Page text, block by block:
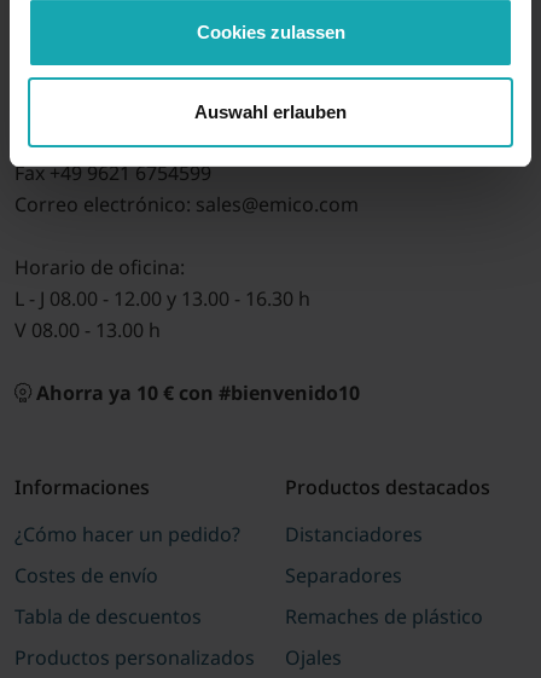
Cookies zulassen
Auswahl erlauben
Max-Planck-Straße 1
92224 Amberg, Alemania
Tel.: +49 9621 675450
Fax +49 9621 6754599
Correo electrónico: sales@emico.com
Horario de oficina:
L - J 08.00 - 12.00 y 13.00 - 16.30 h
V 08.00 - 13.00 h
Ahorra ya 10 € con #bienvenido10
Informaciones
¿Cómo hacer un pedido?
Costes de envío
Tabla de descuentos
Productos personalizados
Productos destacados
Distanciadores
Separadores
Remaches de plástico
Ojales